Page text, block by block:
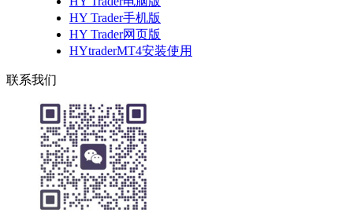
HY Trader手机版
HY Trader网页版
HYtraderMT4安装使用
联系我们